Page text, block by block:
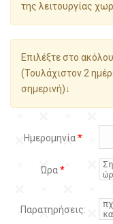
της λειτουργίας
Επιλέξτε στο
(Τουλάχιστον 2
σημερινή)↓
Ημερομηνία*
Ώρα*
Παρατηρήσεις: